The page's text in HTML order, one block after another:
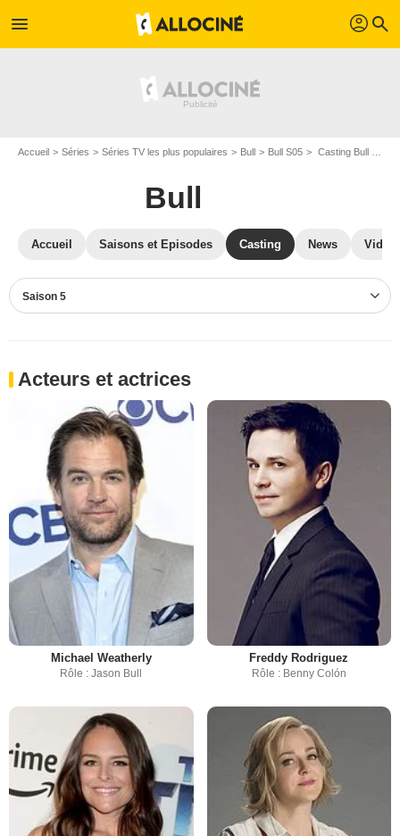
menu profil search
Accueil Séries Séries TV les plus populaires Bull Bull S05 Casting Bull S05
Bull
Accueil Saisons et Episodes Casting News
Saison 5
Acteurs et actrices
Michael Weatherly
Rôle : Jason Bull
Freddy Rodriguez
Rôle : Benny Colón